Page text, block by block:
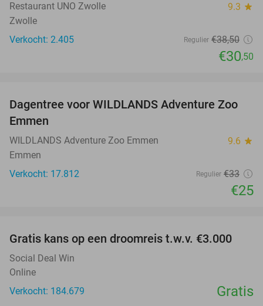
Restaurant UNO Zwolle 9.3 star
Zwolle
Verkocht: 2.405
Regulier €38,50
€30,50
24%
Dagentree voor WILDLANDS Adventure Zoo
Emmen
WILDLANDS Adventure Zoo Emmen 9.6 star
Emmen
Verkocht: 17.812
Regulier €33
€25
Gratis kans op een droomreis t.w.v. €3.000
Social Deal Win
Online
Verkocht: 184.679
Gratis